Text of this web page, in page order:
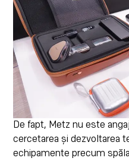
De fapt, Metz nu este
cercetarea și dezvoltarea
echipamente precum